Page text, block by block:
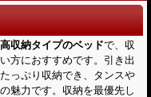
収納タイプのベッドで、収
方におすすめです。引き出
っぷり収納でき、タンスや
魅力です。収納を最優先し